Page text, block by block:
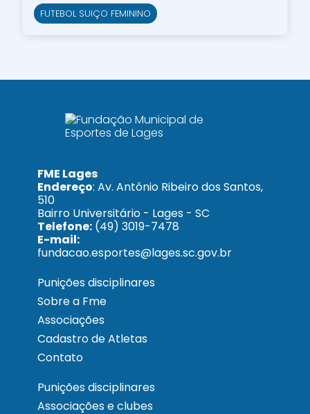
FUTEBOL SUIÇO FEMININO
FME Lages
Endereço: Av. Antônio Ribeiro dos Santos,
510
Bairro Universitário - Lages - SC
Telefone: (49) 3019-7478
E-mail:
fundacao.esportes@lages.sc.gov.br
Punições disciplinares
Sobre a Fme
Associações
Cadastro de Atletas
Contato
Punições disciplinares
Associações e clubes